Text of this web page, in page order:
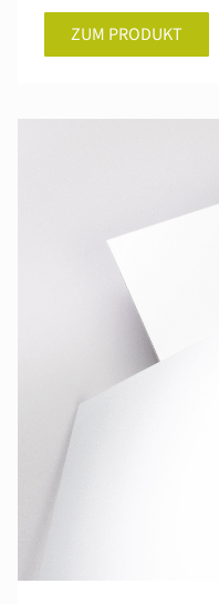
ZUM PRODUKT